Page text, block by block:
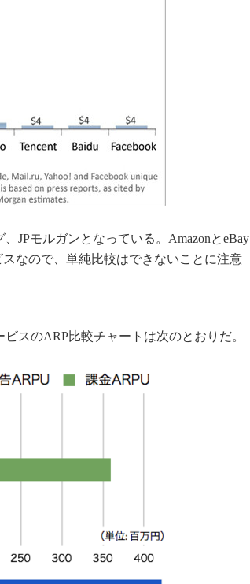
JPモルガンとなっている。AmazonとeBay
なので、単純比較はできないことに注意
スのARP比較チャートは次のとおりだ。